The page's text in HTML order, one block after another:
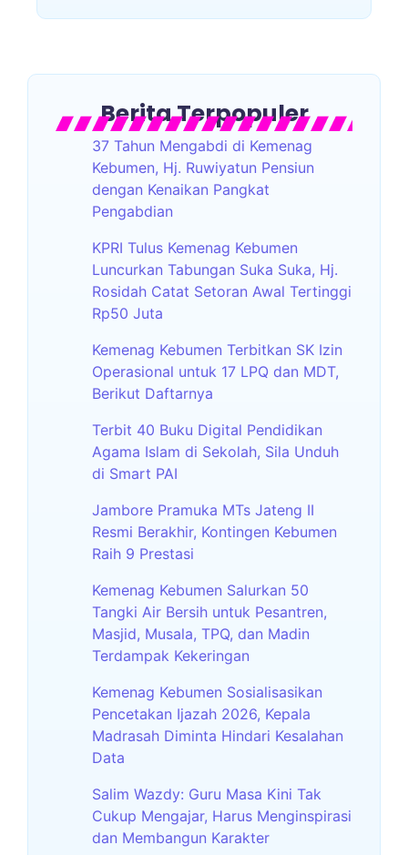
Berita Terpopuler
37 Tahun Mengabdi di Kemenag
Kebumen, Hj. Ruwiyatun Pensiun
dengan Kenaikan Pangkat
Pengabdian
KPRI Tulus Kemenag Kebumen
Luncurkan Tabungan Suka Suka, Hj.
Rosidah Catat Setoran Awal Tertinggi
Rp50 Juta
Kemenag Kebumen Terbitkan SK Izin
Operasional untuk 17 LPQ dan MDT,
Berikut Daftarnya
Terbit 40 Buku Digital Pendidikan
Agama Islam di Sekolah, Sila Unduh
di Smart PAI
Jambore Pramuka MTs Jateng II
Resmi Berakhir, Kontingen Kebumen
Raih 9 Prestasi
Kemenag Kebumen Salurkan 50
Tangki Air Bersih untuk Pesantren,
Masjid, Musala, TPQ, dan Madin
Terdampak Kekeringan
Kemenag Kebumen Sosialisasikan
Pencetakan Ijazah 2026, Kepala
Madrasah Diminta Hindari Kesalahan
Data
Salim Wazdy: Guru Masa Kini Tak
Cukup Mengajar, Harus Menginspirasi
dan Membangun Karakter